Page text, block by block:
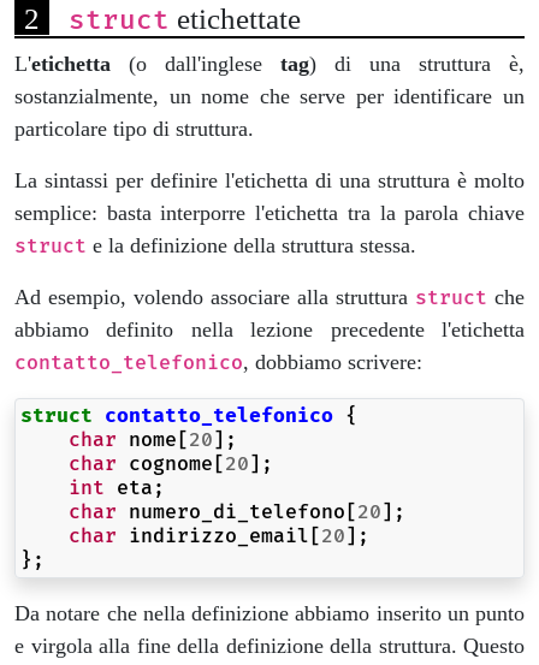
struct etichettate
L'etichetta (o dall'inglese tag) di una struttura è,
sostanzialmente, un nome che serve per identificare un
particolare tipo di struttura.
La sintassi per definire l'etichetta di una struttura è molto
semplice: basta interporre l'etichetta tra la parola chiave
struct e la definizione della struttura stessa.
Ad esempio, volendo associare alla struttura struct che
abbiamo definito nella lezione precedente l'etichetta
contatto_telefonico, dobbiamo scrivere:
struct contatto_telefonico {
char nome [20];
char cognome [20];
int eta ;
char numero_di_telefono [20];
char indirizzo_email [20];
};
Da notare che nella definizione abbiamo inserito un punto
e virgola alla fine della definizione della struttura. Questo